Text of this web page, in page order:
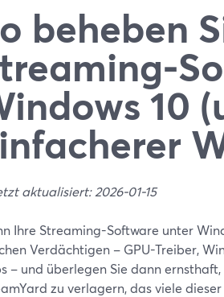
beheben
10
aktualisiert: 2026-01-15
Ihre Streaming-Software unter
Verdächtigen – GPU-Treiber,
– und überlegen Sie dann
zu verlagern, das viele